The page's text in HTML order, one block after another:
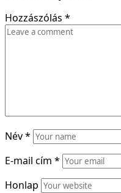
Hozzászólás *
Név*
E-mail cím *
Honlap